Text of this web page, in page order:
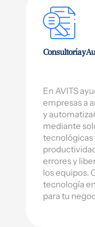
Consultoría y
En AVITS
empresas a
y
mediante
tecnológicas
errores y
los equipos.
tecnología
para tu